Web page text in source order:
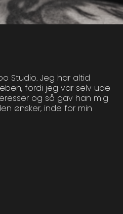
Studio. Jeg har altid
fordi jeg var selv ude
og så gav han mig
ønsker, inde for min